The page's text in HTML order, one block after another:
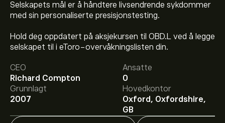
Selskapets mål er å håndtere livsendrende sykdommer
med sin personaliserte presisjonstesting.
Hold deg oppdatert på aksjekursen til OBD.L ved å legge
selskapet til i eToro-overvåkningslisten din.
CEO
Richard Compton
Ansatte
0
Grunnlagt
2007
Hovedkontor
Oxford, Oxfordshire,
GB
Den nåværende prisen på OBD.L er 0.100‎p‎.
Det gjennomsnittlige kursmålet for Oxford
Biodynamics Plc er 0.100‎p‎.
Registrer degpå eToro for
detaljerte forventninger og kursmål fra analytikere.